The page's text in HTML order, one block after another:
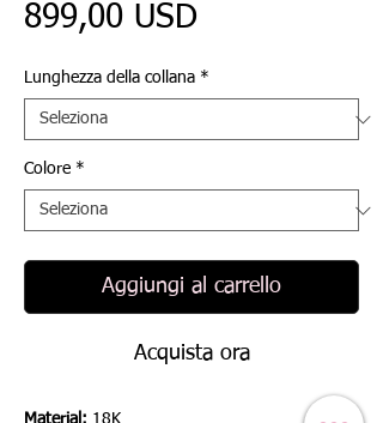
899,00 USD
Lunghezza della collana *
Colore *
Aggiungi al carrello
Acquista ora
Material: 18K